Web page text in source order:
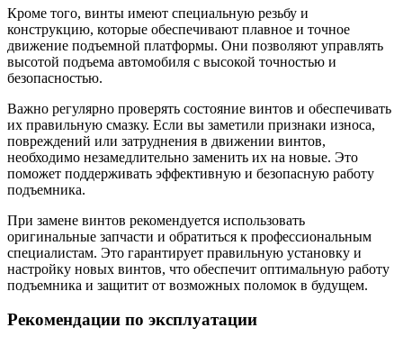
Кроме того, винты имеют специальную резьбу и
конструкцию, которые обеспечивают плавное и точное
движение подъемной платформы. Они позволяют управлять
высотой подъема автомобиля с высокой точностью и
безопасностью.
Важно регулярно проверять состояние винтов и обеспечивать
их правильную смазку. Если вы заметили признаки износа,
повреждений или затруднения в движении винтов,
необходимо незамедлительно заменить их на новые. Это
поможет поддерживать эффективную и безопасную работу
подъемника.
При замене винтов рекомендуется использовать
оригинальные запчасти и обратиться к профессиональным
специалистам. Это гарантирует правильную установку и
настройку новых винтов, что обеспечит оптимальную работу
подъемника и защитит от возможных поломок в будущем.
Рекомендации по эксплуатации